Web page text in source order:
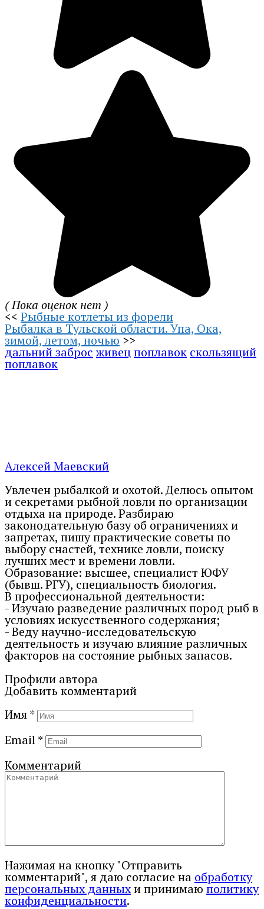
( Пока оценок нет )
<< Рыбные котлеты из форели
Рыбалка в Тульской области. Упа, Ока,
зимой, летом, ночью >>
дальний заброс живецпоплавок скользящий
поплавок
Алексей Маевский
Увлечен рыбалкой и охотой. Делюсь опытом
и секретами рыбной ловли по организации
отдыха на природе. Разбираю
законодательную базу об ограничениях и
запретах, пишу практические советы по
выбору снастей, технике ловли, поиску
лучших мест и времени ловли.
Образование: высшее, специалист ЮФУ
(бывш. РГУ), специальность биология.
В профессиональной деятельности:
- Изучаю разведение различных пород рыб в
условиях искусственного содержания;
- Веду научно-исследовательскую
деятельность и изучаю влияние различных
факторов на состояние рыбных запасов.
Профили автора
Добавить комментарий
Имя*
Email*
Комментарий
Нажимая на кнопку "Отправить
комментарий", я даю согласие на обработку
персональных данныхи принимаю политику
конфиденциальности.